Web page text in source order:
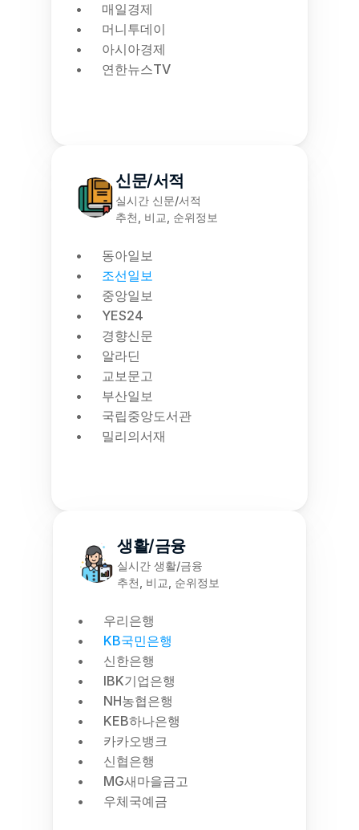
매일경제
머니투데이
아시아경제
연한뉴스TV
신문/서적
실시간 신문/서적
추천, 비교, 순위정보
동아일보
조선일보
중앙일보
YES24
경향신문
알라딘
교보문고
부산일보
국립중앙도서관
밀리의서재
생활/금융
실시간 생활/금융
추천, 비교, 순위정보
우리은행
KB국민은행
신한은행
IBK기업은행
NH농협은행
KEB하나은행
카카오뱅크
신협은행
MG새마을금고
우체국예금